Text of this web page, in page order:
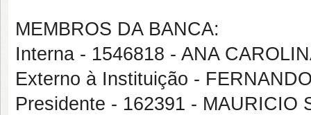
MEMBROS DA BANCA:
Interna - 1546818 - ANA
Externo à Instituição -
Presidente - 162391 - MAURICIO